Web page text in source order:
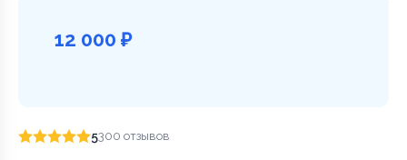
12 000 ₽
5300 отзывов